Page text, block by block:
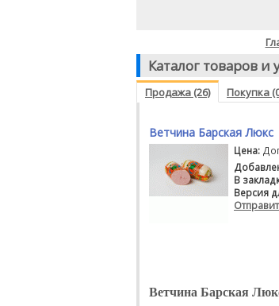
Каталог товаров и
Продажа (26) Покупка
Ветчина Барская Люкс
Цена:
В
Версия
Ветчина Барская